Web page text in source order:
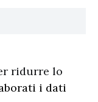
ridurre lo
i dati